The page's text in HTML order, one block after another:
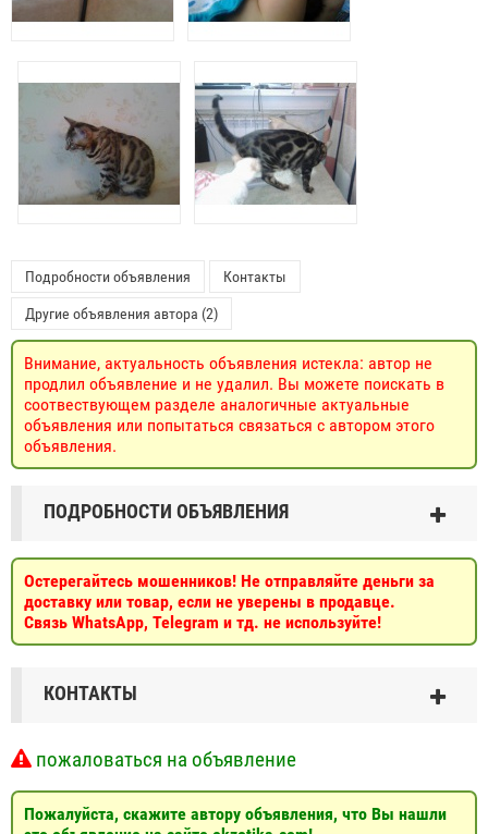
Подробности объявления Контакты
Другие объявления автора (2)
Внимание, актуальность объявления истекла: автор не
продлил объявление и не удалил. Вы можете поискать в
соотвествующем разделе аналогичные актуальные
объявления или попытаться связаться с автором этого
объявления.
ПОДРОБНОСТИ ОБЪЯВЛЕНИЯ
Остерегайтесь мошенников! Не отправляйте деньги за
доставку или товар, если не уверены в продавце.
Связь WhatsApp, Telegram и тд. не используйте!
КОНТАКТЫ
пожаловаться на объявление
Пожалуйста, скажите автору объявления, что Вы нашли